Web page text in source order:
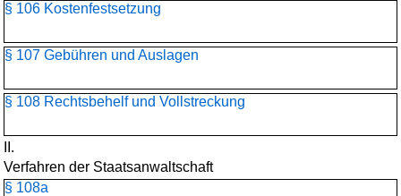
§ 106 Kostenfestsetzung
§ 107 Gebühren und Auslagen
§ 108 Rechtsbehelf und Vollstreckung
II.
Verfahren der Staatsanwaltschaft
§ 108a